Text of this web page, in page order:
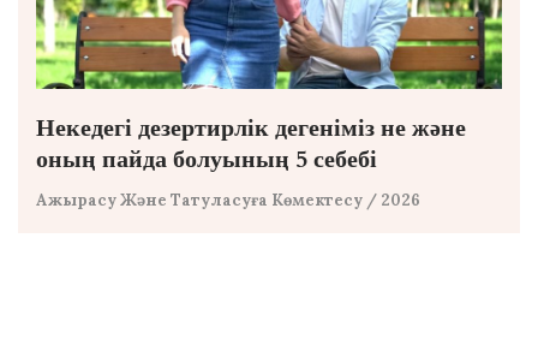
Некедегі дезертирлік дегеніміз не және
оның пайда болуының 5 себебі
Ажырасу Және Татуласуға Көмектесу / 2026